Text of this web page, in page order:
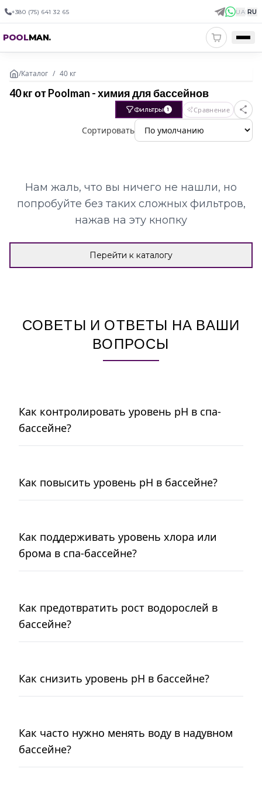
+380 (75) 641 32 65 UA|RU
POOLMAN.
/Каталог / 40 кг
40 кг от Poolman - химия для бассейнов
Фильтры 1 Сравнение
Сортировать
Нам жаль, что вы ничего не нашли, но
попробуйте без таких сложных фильтров,
нажав на эту кнопку
Перейти к каталогу
СОВЕТЫ И ОТВЕТЫ НА ВАШИ
ВОПРОСЫ
Как контролировать уровень pH в спа-
бассейне?
Как повысить уровень pH в бассейне?
Как поддерживать уровень хлора или
брома в спа-бассейне?
Как предотвратить рост водорослей в
бассейне?
Как снизить уровень pH в бассейне?
Как часто нужно менять воду в надувном
бассейне?